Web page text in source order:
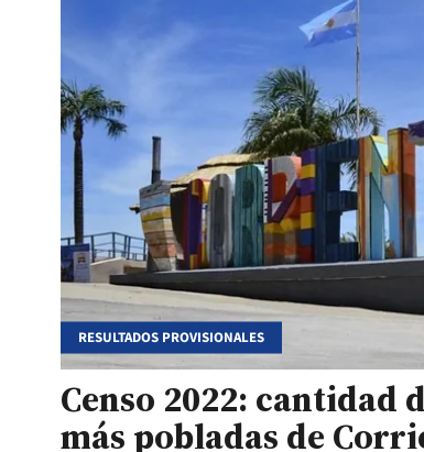
RESULTADOS PROVISIONALES
Censo 2022: cantidad
más pobladas de